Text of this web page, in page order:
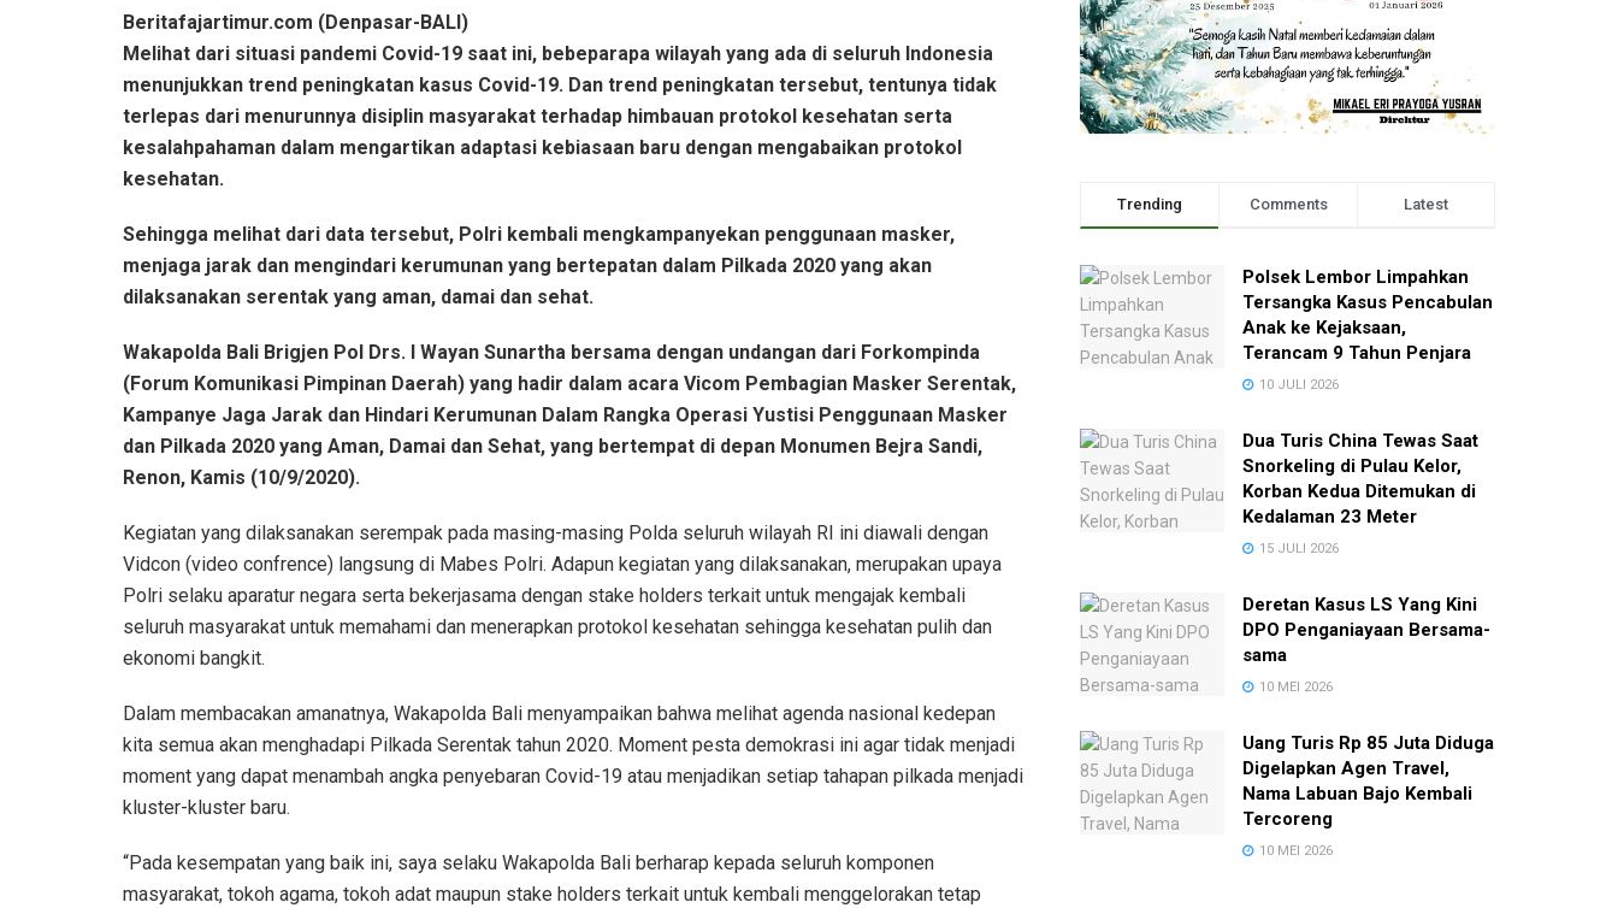
Beritafajartimur.com (Denpasar-BALI)
Melihat dari situasi pandemi Covid-19 saat ini, bebeparapa wilayah yang ada di seluruh Indonesia
menunjukkan trend peningkatan kasus Covid-19. Dan trend peningkatan tersebut, tentunya tidak
terlepas dari menurunnya disiplin masyarakat terhadap himbauan protokol kesehatan serta
kesalahpahaman dalam mengartikan adaptasi kebiasaan baru dengan mengabaikan protokol
kesehatan.
Sehingga melihat dari data tersebut, Polri kembali mengkampanyekan penggunaan masker,
menjaga jarak dan mengindari kerumunan yang bertepatan dalam Pilkada 2020 yang akan
dilaksanakan serentak yang aman, damai dan sehat.
Wakapolda Bali Brigjen Pol Drs. I Wayan Sunartha bersama dengan undangan dari Forkompinda
(Forum Komunikasi Pimpinan Daerah) yang hadir dalam acara Vicom Pembagian Masker Serentak,
Kampanye Jaga Jarak dan Hindari Kerumunan Dalam Rangka Operasi Yustisi Penggunaan Masker
dan Pilkada 2020 yang Aman, Damai dan Sehat, yang bertempat di depan Monumen Bejra Sandi,
Renon, Kamis (10/9/2020).
Kegiatan yang dilaksanakan serempak pada masing-masing Polda seluruh wilayah RI ini diawali dengan
Vidcon (video confrence) langsung di Mabes Polri. Adapun kegiatan yang dilaksanakan, merupakan upaya
Polri selaku aparatur negara serta bekerjasama dengan stake holders terkait untuk mengajak kembali
seluruh masyarakat untuk memahami dan menerapkan protokol kesehatan sehingga kesehatan pulih dan
ekonomi bangkit.
Dalam membacakan amanatnya, Wakapolda Bali menyampaikan bahwa melihat agenda nasional kedepan
kita semua akan menghadapi Pilkada Serentak tahun 2020. Moment pesta demokrasi ini agar tidak menjadi
moment yang dapat menambah angka penyebaran Covid-19 atau menjadikan setiap tahapan pilkada menjadi
kluster-kluster baru.
“Pada kesempatan yang baik ini, saya selaku Wakapolda Bali berharap kepada seluruh komponen
masyarakat, tokoh agama, tokoh adat maupun stake holders terkait untuk kembali menggelorakan tetap
Trending Comments Latest
Polsek Lembor Limpahkan
Tersangka Kasus Pencabulan
Anak ke Kejaksaan,
Terancam 9 Tahun Penjara
10 JULI 2026
Dua Turis China Tewas Saat
Snorkeling di Pulau Kelor,
Korban Kedua Ditemukan di
Kedalaman 23 Meter
15 JULI 2026
Deretan Kasus LS Yang Kini
DPO Penganiayaan Bersama-
sama
10 MEI 2026
Uang Turis Rp 85 Juta Diduga
Digelapkan Agen Travel,
Nama Labuan Bajo Kembali
Tercoreng
10 MEI 2026